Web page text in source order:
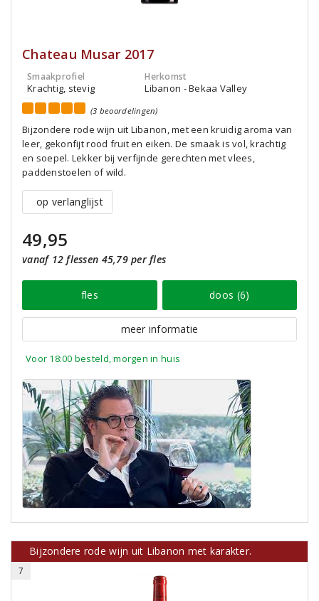
Chateau Musar 2017
Smaakprofiel
Krachtig, stevig
Herkomst
Libanon - Bekaa Valley
(3 beoordelingen)
Bijzondere rode wijn uit Libanon, met een kruidig aroma van
leer, gekonfijt rood fruit en eiken. De smaak is vol, krachtig
en soepel. Lekker bij verfijnde gerechten met vlees,
paddenstoelen of wild.
op verlanglijst
49,95
vanaf 12 flessen 45,79 per fles
fles doos (6)
meer informatie
Voor 18:00 besteld, morgen in huis
Bijzondere rode wijn uit Libanon met karakter.
7